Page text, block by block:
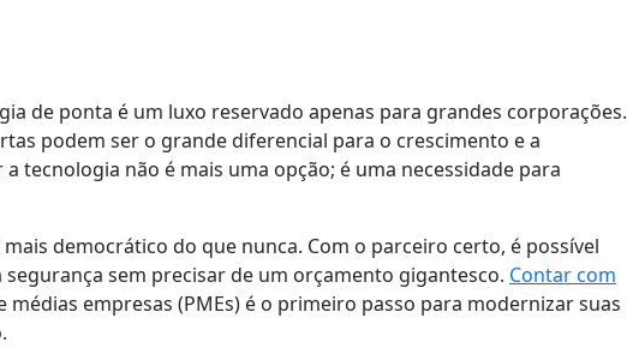
de ponta é um luxo reservado apenas para grandes corporações.
podem ser o grande diferencial para o crescimento e a
tecnologia não é mais uma opção; é uma necessidade para
democrático do que nunca. Com o parceiro certo, é possível
sem precisar de um orçamento gigantesco. Contar com
médias empresas (PMEs) é o primeiro passo para modernizar suas